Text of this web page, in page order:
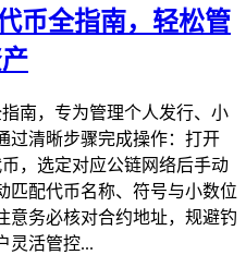
币全指南，轻松管
南，专为管理个人发行、小
过清晰步骤完成操作：打开
，选定对应公链网络后手动
匹配代币名称、符号与小数位
意务必核对合约地址，规避钓
灵活管控...